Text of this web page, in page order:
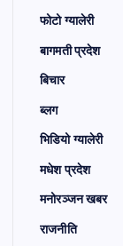
फोटो ग्यालेरी
बागमती प्रदेश
बिचार
ब्लग
भिडियो ग्यालेरी
मधेश प्रदेश
मनोरञ्जन खबर
राजनीति